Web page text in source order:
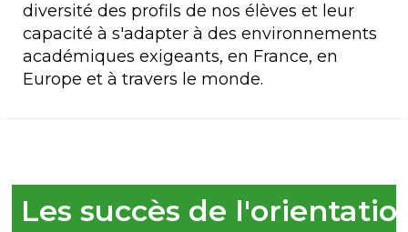
diversité des profils de nos élèves et leur
capacité à s'adapter à des environnements
académiques exigeants, en France, en
Europe et à travers le monde.
Les succès de